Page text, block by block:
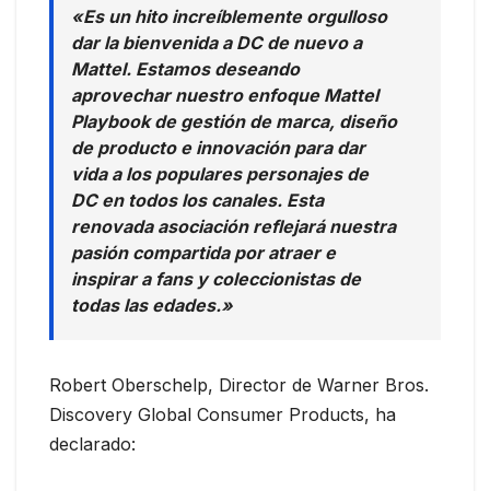
«Es un hito increíblemente orgulloso
dar la bienvenida a DC de nuevo a
Mattel. Estamos deseando
aprovechar nuestro enfoque Mattel
Playbook de gestión de marca, diseño
de producto e innovación para dar
vida a los populares personajes de
DC en todos los canales. Esta
renovada asociación reflejará nuestra
pasión compartida por atraer e
inspirar a fans y coleccionistas de
todas las edades.»
Robert Oberschelp, Director de Warner Bros.
Discovery Global Consumer Products, ha
declarado: